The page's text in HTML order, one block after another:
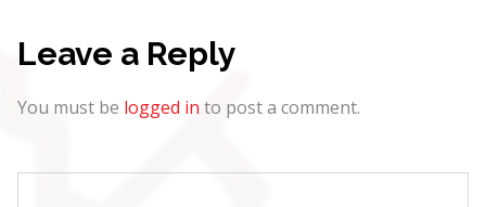
Leave a Reply
You must be logged into post a comment.